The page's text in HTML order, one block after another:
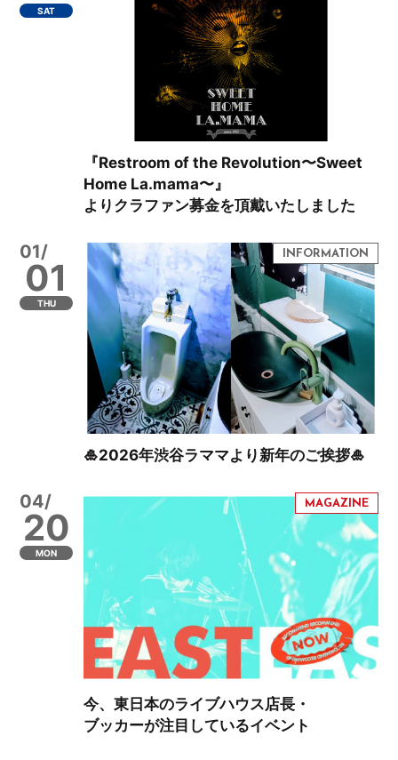
SAT
『Restroom of the Revolution〜Sweet
Home La.mama〜』
よりクラファン募金を頂戴いたしました
01/
01
THU
🎍2026年渋谷ラママより新年のご挨拶🎍
04/
20
MON
今、東日本のライブハウス店長・
ブッカーが注目しているイベント